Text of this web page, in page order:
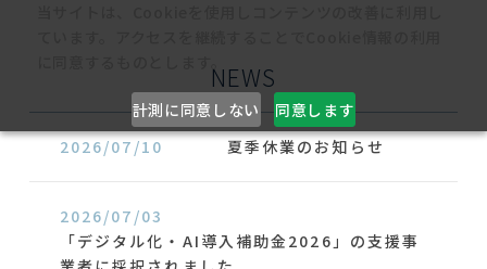
計測に同意しない 同意します
NEWS
2026/07/10 夏季休業のお知らせ
2026/07/03
「デジタル化・AI導入補助金2026」の支援事